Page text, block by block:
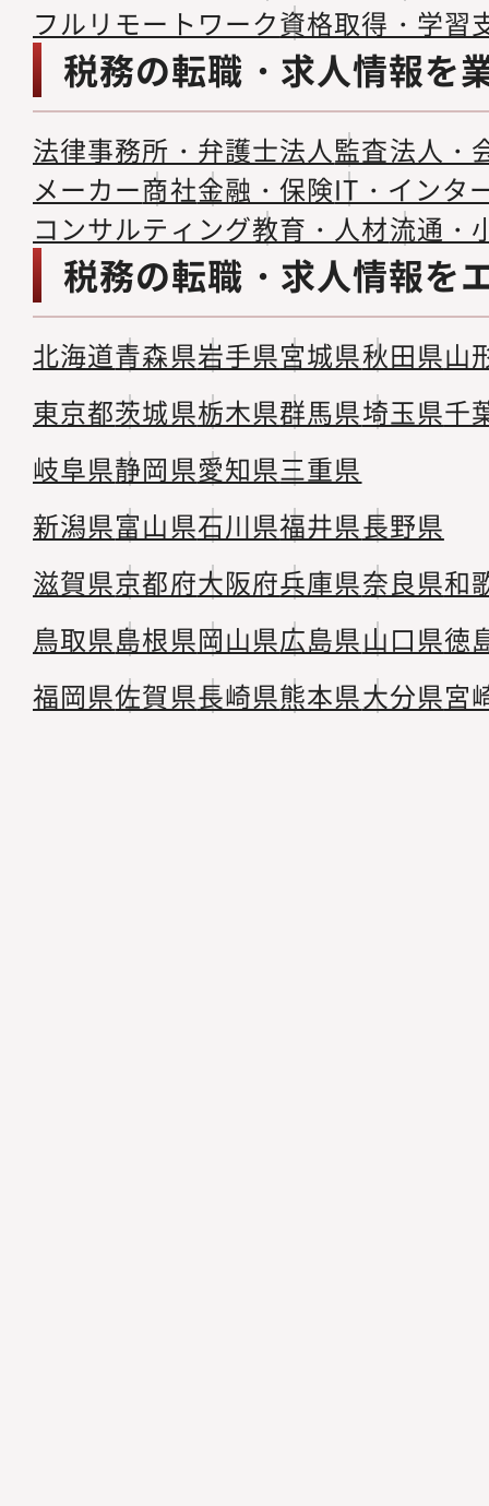
フルリモートワーク資格取得・学習
税務の転職・求人情報を
法律事務所・弁護士法人監査法人・
メーカー商社金融・保険IT・インタ
コンサルティング教育・人材流通・
税務の転職・求人情報を
北海道青森県岩手県宮城県秋田県山
東京都茨城県栃木県群馬県埼玉県千
岐阜県静岡県愛知県三重県
新潟県富山県石川県福井県長野県
滋賀県京都府大阪府兵庫県奈良県和
鳥取県島根県岡山県広島県山口県徳
福岡県佐賀県長崎県熊本県大分県宮